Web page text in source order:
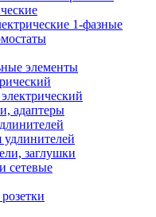
1-фазные
элементы
адаптеры
заглушки
сетевые